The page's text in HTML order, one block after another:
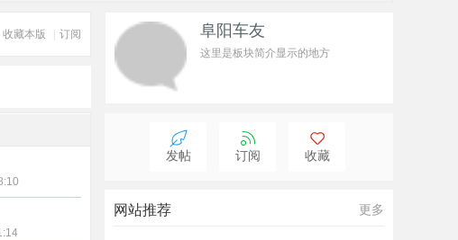
收藏本版 订阅 阜阳车友
这里是板块简介显示的地方
发帖 订阅 收藏
网站推荐 更多